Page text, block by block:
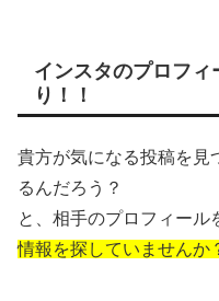
インスタのプロフ
り！！
貴方が気になる投稿を見
るんだろう？
と、相手のプロフィール
情報を探していませんか